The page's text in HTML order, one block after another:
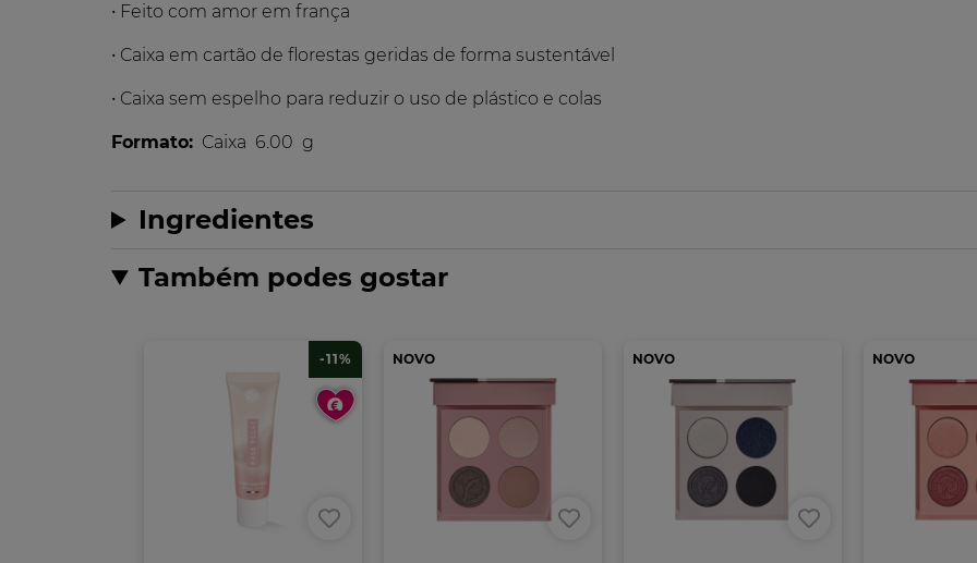
• Feito com amor em frança
• Caixa em cartão de florestas geridas de forma sustentável
• Caixa sem espelho para reduzir o uso de plástico e colas
Formato: Caixa 6.00 g
Ingredientes
Também podes gostar
-11% NOVO NOVO NOVO